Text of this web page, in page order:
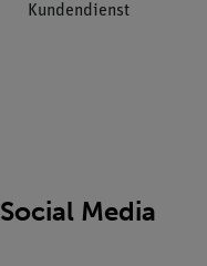
Kundendienst
Social Media